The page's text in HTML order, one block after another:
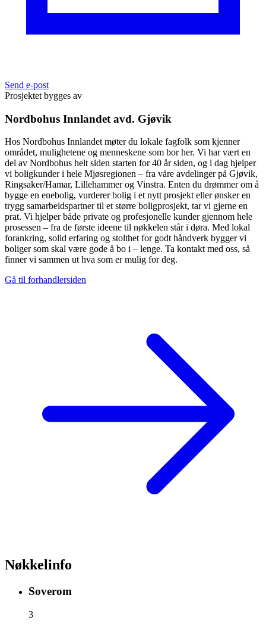
Send e-post
Prosjektet bygges av
Nordbohus Innlandet avd. Gjøvik
Hos Nordbohus Innlandet møter du lokale fagfolk som kjenner
området, mulighetene og menneskene som bor her. Vi har vært en
del av Nordbohus helt siden starten for 40 år siden, og i dag hjelper
vi boligkunder i hele Mjøsregionen – fra våre avdelinger på Gjøvik,
Ringsaker/Hamar, Lillehammer og Vinstra. Enten du drømmer om å
bygge en enebolig, vurderer bolig i et nytt prosjekt eller ønsker en
trygg samarbeidspartner til et større boligprosjekt, tar vi gjerne en
prat. Vi hjelper både private og profesjonelle kunder gjennom hele
prosessen – fra de første ideene til nøkkelen står i døra. Med lokal
forankring, solid erfaring og stolthet for godt håndverk bygger vi
boliger som skal være gode å bo i – lenge. Ta kontakt med oss, så
finner vi sammen ut hva som er mulig for deg.
Gå til forhandlersiden
Nøkkelinfo
Soverom
3